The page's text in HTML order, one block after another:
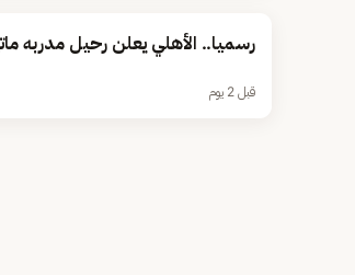
رسميا.. الأهلي يعلن رحيل مدربه
قبل 2 يوم